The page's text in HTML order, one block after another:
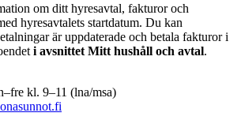
om ditt hyresavtal, fakturor och
hyresavtalets startdatum. Du kan
är uppdaterade och betala fakturor i
i avsnittet Mitt hushåll och avtal.
kl. 9–11 (lna/msa)